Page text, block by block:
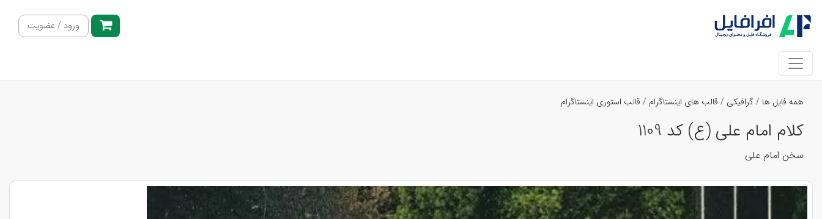
ورود / عضویت
همه فایل ها /گرافیکی / قالب های اینستاگرام / قالب استوری اینستاگرام
کلام امام علی (ع) کد 1109
سخن امام علی